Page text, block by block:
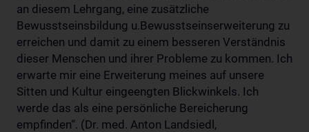
an diesem Lehrgang, eine zusätzliche
Bewusstseinsbildung u.Bewusstseinserweiterung zu
erreichen und damit zu einem besseren Verständnis
dieser Menschen und ihrer Probleme zu kommen. Ich
erwarte mir eine Erweiterung meines auf unsere
Sitten und Kultur eingeengten Blickwinkels. Ich
werde das als eine persönliche Bereicherung
empfinden“. (Dr. med. Anton Landsiedl,